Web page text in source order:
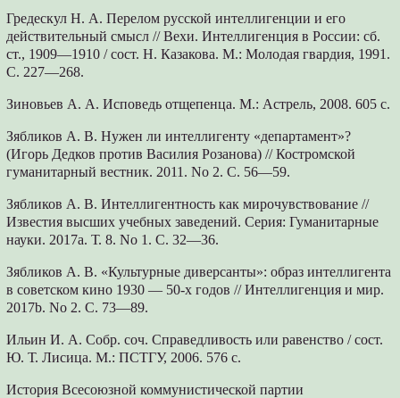
Гредескул Н. А. Перелом русской интеллигенции и его
действительный смысл // Вехи. Интеллигенция в России: сб.
ст., 1909—1910 / сост. Н. Казакова. М.: Молодая гвардия, 1991.
С. 227—268.
Зиновьев А. А. Исповедь отщепенца. М.: Астрель, 2008. 605 с.
Зябликов А. В. Нужен ли интеллигенту «департамент»?
(Игорь Дедков против Василия Розанова) // Костромской
гуманитарный вестник. 2011. No 2. С. 56—59.
Зябликов А. В. Интеллигентность как мирочувствование //
Известия высших учебных заведений. Серия: Гуманитарные
науки. 2017a. Т. 8. No 1. С. 32—36.
Зябликов А. В. «Культурные диверсанты»: образ интеллигента
в советском кино 1930 — 50-х годов // Интеллигенция и мир.
2017b. No 2. С. 73—89.
Ильин И. А. Собр. соч. Справедливость или равенство / сост.
Ю. Т. Лисица. М.: ПСТГУ, 2006. 576 с.
История Всесоюзной коммунистической партии